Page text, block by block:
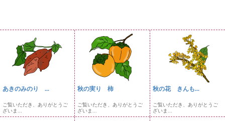
あきのみのり ...
ご覧いただき、ありがとうご
ざいま...
秋の実り 柿
ご覧いただき、ありがとうご
ざいま...
秋の花 きんも...
ご覧いただき、ありがとうご
ざいま...